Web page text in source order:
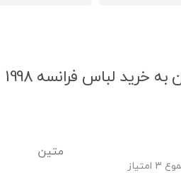
به خرید لباس فرانسه 1998
متین